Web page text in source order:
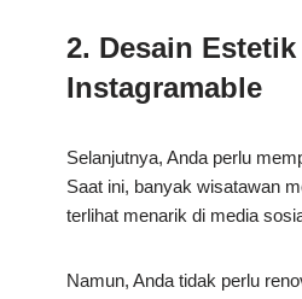
2. Desain
Instagramable
Selanjutnya, Anda perlu
Saat ini, banyak wisatawan
terlihat menarik di media
Namun, Anda tidak perlu